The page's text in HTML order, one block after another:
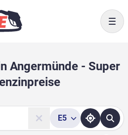
Angermünde - Super
E5